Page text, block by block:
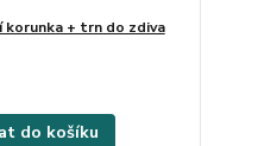
korunka + trn do zdiva
do košíku